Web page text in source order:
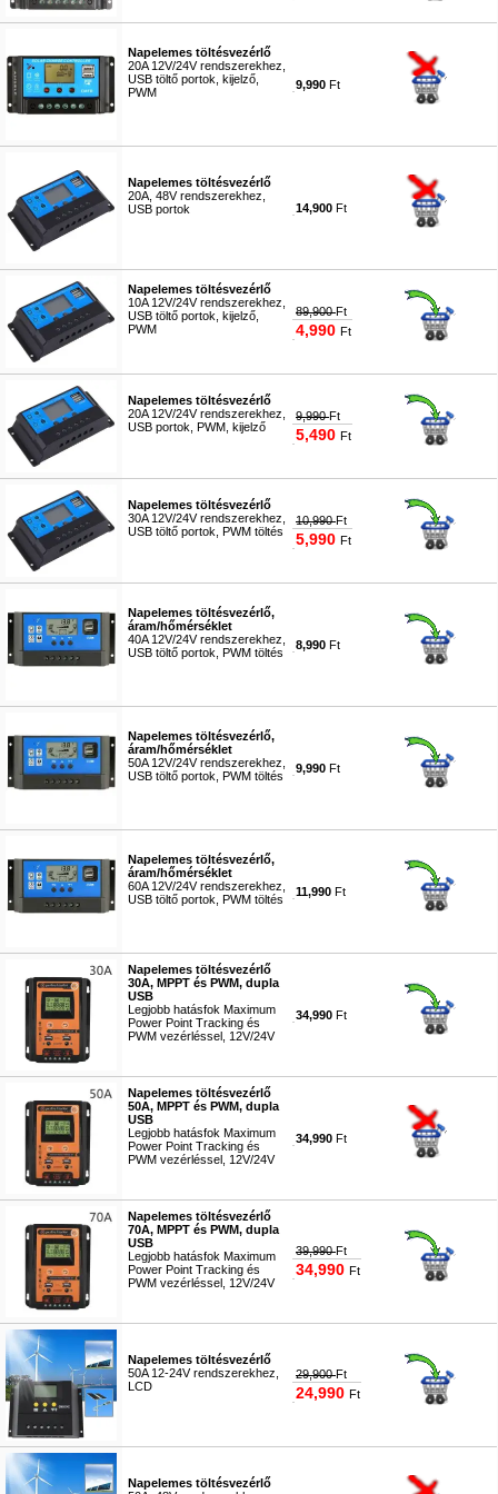
Napelemes töltésvezérlő
20A 12V/24V rendszerekhez,
USB töltő portok, kijelző,
PWM
9,990 Ft
Napelemes töltésvezérlő
20A, 48V rendszerekhez,
USB portok
14,900 Ft
Napelemes töltésvezérlő
10A 12V/24V rendszerekhez,
USB töltő portok, kijelző,
PWM
89,900Ft
4,990 Ft
Napelemes töltésvezérlő
20A 12V/24V rendszerekhez,
USB portok, PWM, kijelző
9,990Ft
5,490 Ft
Napelemes töltésvezérlő
30A 12V/24V rendszerekhez,
USB töltő portok, PWM töltés
10,990Ft
5,990 Ft
Napelemes töltésvezérlő,
áram/hőmérséklet
40A 12V/24V rendszerekhez,
USB töltő portok, PWM töltés
8,990 Ft
Napelemes töltésvezérlő,
áram/hőmérséklet
50A 12V/24V rendszerekhez,
USB töltő portok, PWM töltés
9,990 Ft
Napelemes töltésvezérlő,
áram/hőmérséklet
60A 12V/24V rendszerekhez,
USB töltő portok, PWM töltés
11,990 Ft
Napelemes töltésvezérlő
30A, MPPT és PWM, dupla
USB
Legjobb hatásfok Maximum
Power Point Tracking és
PWM vezérléssel, 12V/24V
34,990 Ft
Napelemes töltésvezérlő
50A, MPPT és PWM, dupla
USB
Legjobb hatásfok Maximum
Power Point Tracking és
PWM vezérléssel, 12V/24V
34,990 Ft
Napelemes töltésvezérlő
70A, MPPT és PWM, dupla
USB
Legjobb hatásfok Maximum
Power Point Tracking és
PWM vezérléssel, 12V/24V
39,990Ft
34,990 Ft
Napelemes töltésvezérlő
50A 12-24V rendszerekhez,
LCD
29,900Ft
24,990 Ft
Napelemes töltésvezérlő